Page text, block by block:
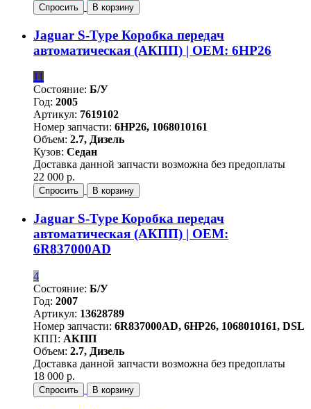
Спросить В корзину
Jaguar S-Type Коробка передач
автоматическая (АКПП) | OEM: 6HP26
11
Состояние: Б/У
Год: 2005
Артикул: 7619102
Номер запчасти: 6HP26, 1068010161
Объем: 2.7, Дизель
Кузов: Седан
Доставка данной запчасти возможна без предоплаты
22 000 р.
Спросить В корзину
Jaguar S-Type Коробка передач
автоматическая (АКПП) | OEM:
6R837000AD
4
Состояние: Б/У
Год: 2007
Артикул: 13628789
Номер запчасти: 6R837000AD, 6HP26, 1068010161, DSL
КПП: АКПП
Объем: 2.7, Дизель
Доставка данной запчасти возможна без предоплаты
18 000 р.
Спросить В корзину